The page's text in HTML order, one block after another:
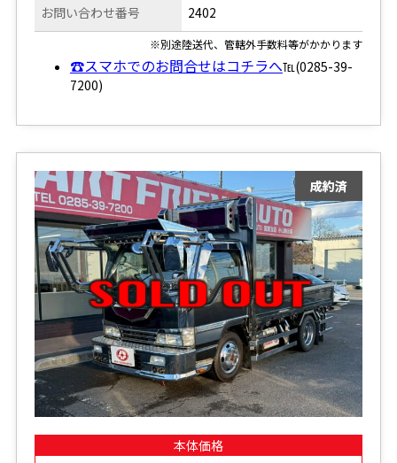
お問い合わせ番号 2402
※別途陸送代、管轄外手数料等がかかります
☎スマホでのお問合せはコチラへ℡(0285-39-
7200)
本体価格